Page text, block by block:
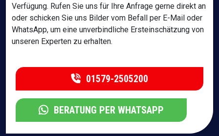
Verfügung. Rufen Sie uns für Ihre Anfrage gerne direkt an
oder schicken Sie uns Bilder vom Befall per E-Mail oder
WhatsApp, um eine unverbindliche Ersteinschätzung von
unseren Experten zu erhalten.
01579-2505200
BERATUNG PER WHATSAPP